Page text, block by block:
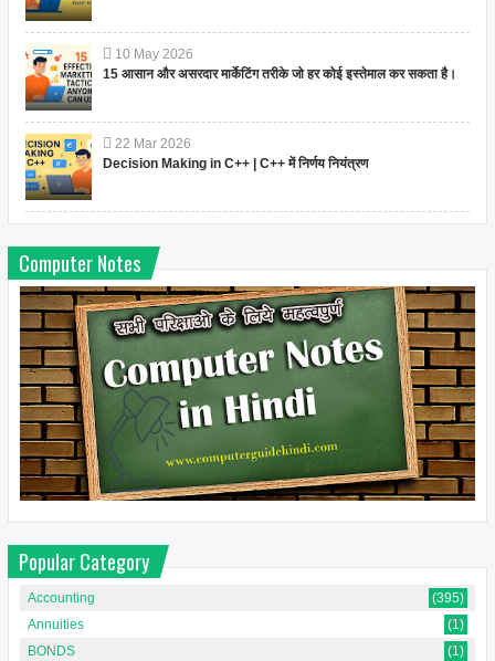
10 May 2026
15 आसान और असरदार मार्केटिंग तरीके जो हर कोई इस्तेमाल कर सकता है।
22 Mar 2026
Decision Making in C++ | C++ में निर्णय नियंत्रण
Computer Notes
Popular Category
Accounting
(395)
Annuities
(1)
BONDS
(1)